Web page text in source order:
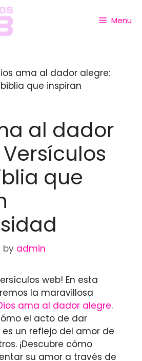
Menu
ama al dador alegre:
que inspiran
al dador
que
by admin
web! En esta
la maravillosa
ama al dador alegre.
el acto de dar
un reflejo del amor de
¡Descubre cómo
su amor a través de